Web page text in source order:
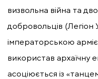
визвольна війна та
добровольців
імператорською
використав архаїчну
асоціюється із